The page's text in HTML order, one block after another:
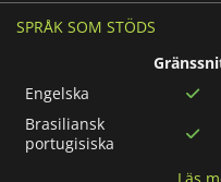
SPRÅK SOM STÖDS
Engelska
Brasiliansk
portugisiska